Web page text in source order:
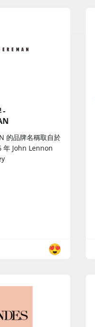
-
的品牌名稱取自於
年 John Lennon